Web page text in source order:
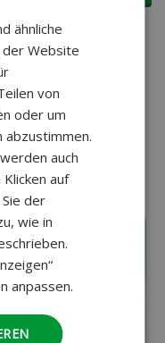
ähnliche
der Website
von
oder um
abzustimmen.
auch
auf
der
wie in
anpassen.